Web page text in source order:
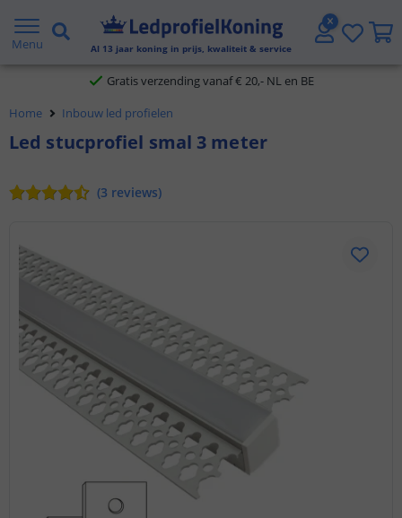
Menu Al 13 jaar koning in prijs, kwaliteit & service
5 jaar garantie
Gratis verzending vanaf € 20,- NL en BE
Klantbeoordeling 9.1
Home Inbouw led profielen
Led stucprofiel smal 3 meter
(3 reviews)